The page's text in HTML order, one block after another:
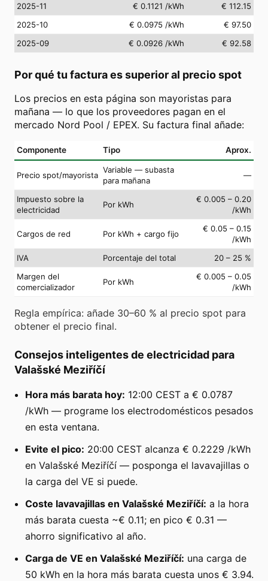
2025-11
€ 0.1121 /kWh
€ 112.15
2025-10
€ 0.0975 /kWh
€ 97.50
2025-09
€ 0.0926 /kWh € 92.58
Por qué tu factura es superior al precio spot
Los precios en esta página son mayoristas para
mañana — lo que los proveedores pagan en el
mercado Nord Pool / EPEX. Su factura final añade:
Componente Tipo Aprox.
Precio spot/mayorista
Variable — subasta
para mañana
—
Impuesto sobre la
electricidad
Por kWh
€ 0.005 – 0.20
/kWh
Cargos de red Por kWh + cargo fijo
€ 0.05 – 0.15
/kWh
IVA
Porcentaje del total
20 – 25 %
Margen del
comercializador
Por kWh
€ 0.005 – 0.05
/kWh
Regla empírica: añade 30–60 % al precio spot para
obtener el precio final.
Consejos inteligentes de electricidad para
Valašské Meziříčí
Hora más barata hoy: 12:00 CEST a € 0.0787
/kWh — programe los electrodomésticos pesados
en esta ventana.
Evite el pico: 20:00 CEST alcanza € 0.2229 /kWh
en Valašské Meziříčí — posponga el lavavajillas o
la carga del VE si puede.
Coste lavavajillas en Valašské Meziříčí: a la hora
más barata cuesta ~€ 0.11; en pico € 0.31 —
ahorro significativo al año.
Carga de VE en Valašské Meziříčí: una carga de
50 kWh en la hora más barata cuesta unos € 3.94.